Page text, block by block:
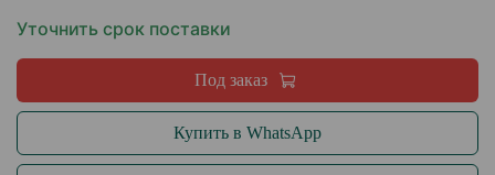
Уточнить срок поставки
Под заказ
Купить в WhatsApp